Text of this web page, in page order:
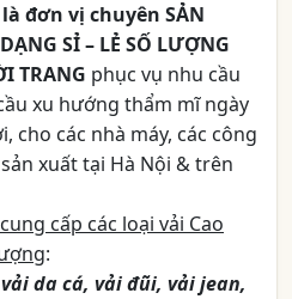
là đơn vị chuyên SẢN
SỈ – LẺ SỐ LƯỢNG
TRANG phục vụ nhu cầu
xu hướng thẩm mĩ ngày
cho các nhà máy, các công
xuất tại Hà Nội & trên
cấp các loại vải Cao
:
da cá, vải đũi, vải jean,